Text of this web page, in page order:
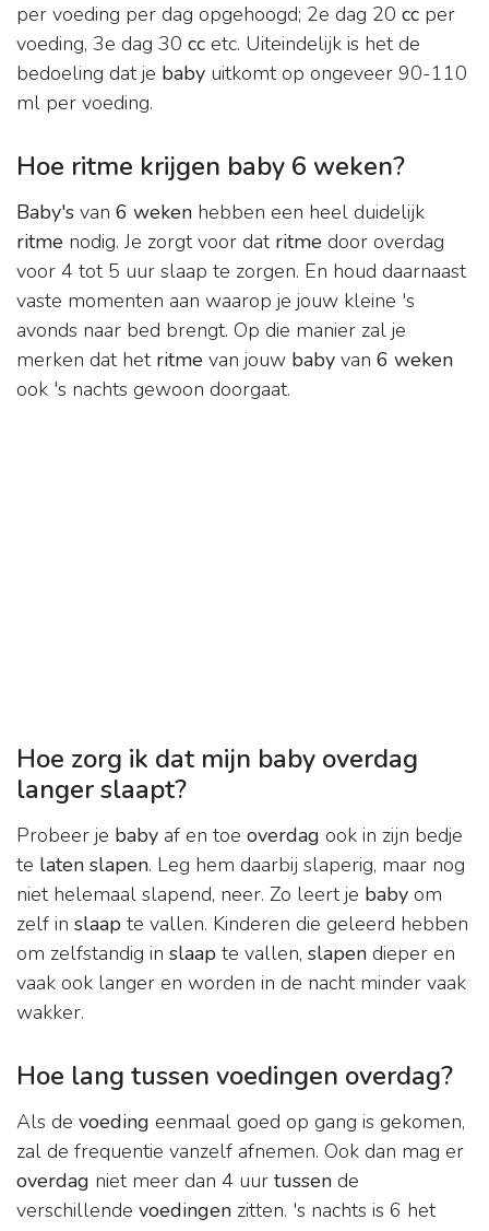
per voeding per dag opgehoogd; 2e dag 20 cc per
voeding, 3e dag 30 cc etc. Uiteindelijk is het de
bedoeling dat je baby uitkomt op ongeveer 90-110
ml per voeding.
Hoe ritme krijgen baby 6 weken?
Baby's van 6 weken hebben een heel duidelijk
ritme nodig. Je zorgt voor dat ritme door overdag
voor 4 tot 5 uur slaap te zorgen. En houd daarnaast
vaste momenten aan waarop je jouw kleine 's
avonds naar bed brengt. Op die manier zal je
merken dat het ritme van jouw baby van 6 weken
ook 's nachts gewoon doorgaat.
Hoe zorg ik dat mijn baby overdag
langer slaapt?
Probeer je baby af en toe overdag ook in zijn bedje
te laten slapen. Leg hem daarbij slaperig, maar nog
niet helemaal slapend, neer. Zo leert je baby om
zelf in slaap te vallen. Kinderen die geleerd hebben
om zelfstandig in slaap te vallen, slapen dieper en
vaak ook langer en worden in de nacht minder vaak
wakker.
Hoe lang tussen voedingen overdag?
Als de voeding eenmaal goed op gang is gekomen,
zal de frequentie vanzelf afnemen. Ook dan mag er
overdag niet meer dan 4 uur tussen de
verschillende voedingen zitten. 's nachts is 6 het